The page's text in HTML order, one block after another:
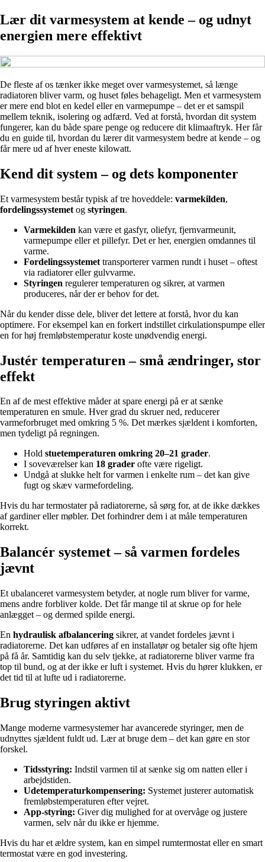
Lær dit varmesystem at kende – og udnyt
energien mere effektivt
De fleste af os tænker ikke meget over varmesystemet, så længe
radiatoren bliver varm, og huset føles behageligt. Men et varmesystem
er mere end blot en kedel eller en varmepumpe – det er et samspil
mellem teknik, isolering og adfærd. Ved at forstå, hvordan dit system
fungerer, kan du både spare penge og reducere dit klimaaftryk. Her får
du en guide til, hvordan du lærer dit varmesystem bedre at kende – og
får mere ud af hver eneste kilowatt.
Kend dit system – og dets komponenter
Et varmesystem består typisk af tre hoveddele: varmekilden,
fordelingssystemet og styringen.
Varmekilden kan være et gasfyr, oliefyr, fjernvarmeunit,
varmepumpe eller et pillefyr. Det er her, energien omdannes til
varme.
Fordelingssystemet transporterer varmen rundt i huset – oftest
via radiatorer eller gulvvarme.
Styringen regulerer temperaturen og sikrer, at varmen
produceres, når der er behov for det.
Når du kender disse dele, bliver det lettere at forstå, hvor du kan
optimere. For eksempel kan en forkert indstillet cirkulationspumpe eller
en for høj fremløbstemperatur koste unødvendig energi.
Justér temperaturen – små ændringer, stor
effekt
En af de mest effektive måder at spare energi på er at sænke
temperaturen en smule. Hver grad du skruer ned, reducerer
varmeforbruget med omkring 5 %. Det mærkes sjældent i komforten,
men tydeligt på regningen.
Hold stuetemperaturen omkring 20–21 grader.
I soveværelser kan 18 grader ofte være rigeligt.
Undgå at slukke helt for varmen i enkelte rum – det kan give
fugt og skæv varmefordeling.
Hvis du har termostater på radiatorerne, så sørg for, at de ikke dækkes
af gardiner eller møbler. Det forhindrer dem i at måle temperaturen
korrekt.
Balancér systemet – så varmen fordeles
jævnt
Et ubalanceret varmesystem betyder, at nogle rum bliver for varme,
mens andre forbliver kolde. Det får mange til at skrue op for hele
anlægget – og dermed spilde energi.
En hydraulisk afbalancering sikrer, at vandet fordeles jævnt i
radiatorerne. Det kan udføres af en installatør og betaler sig ofte hjem
på få år. Samtidig kan du selv tjekke, at radiatorerne bliver varme fra
top til bund, og at der ikke er luft i systemet. Hvis du hører klukken, er
det tid til at lufte ud i radiatorerne.
Brug styringen aktivt
Mange moderne varmesystemer har avancerede styringer, men de
udnyttes sjældent fuldt ud. Lær at bruge dem – det kan gøre en stor
forskel.
Tidsstyring: Indstil varmen til at sænke sig om natten eller i
arbejdstiden.
Udetemperaturkompensering: Systemet justerer automatisk
fremløbstemperaturen efter vejret.
App-styring: Giver dig mulighed for at overvåge og justere
varmen, selv når du ikke er hjemme.
Hvis du har et ældre system, kan en simpel rumtermostat eller en smart
termostat være en god investering.